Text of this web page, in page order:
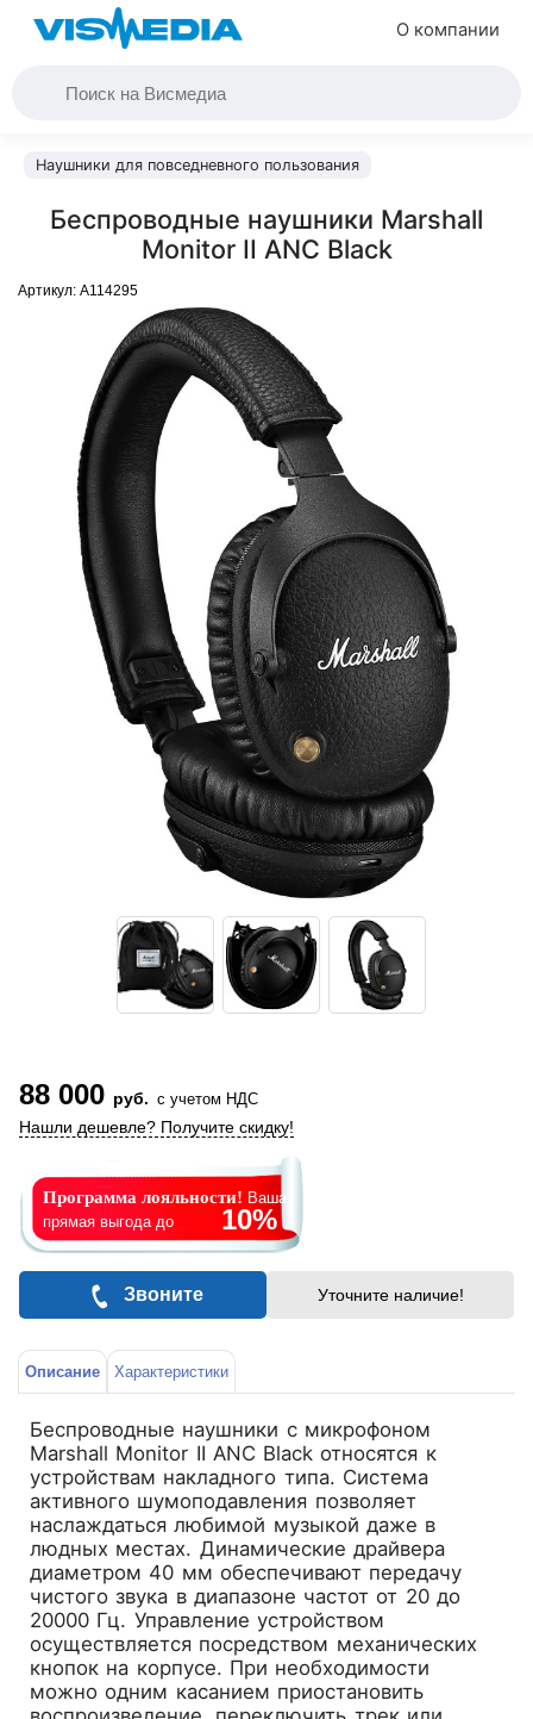
О компании
Наушники для повседневного пользования
Беспроводные наушники Marshall
Monitor II ANC Black
Артикул: A114295
88 000 руб. с учетом НДС
Нашли дешевле? Получите скидку!
Программа лояльности! Ваша
прямая выгода до
10%
Звоните Уточните наличие!
Описание Характеристики
Беспроводные наушники с микрофоном
Marshall Monitor II ANC Black относятся к
устройствам накладного типа. Система
активного шумоподавления позволяет
наслаждаться любимой музыкой даже в
людных местах. Динамические драйвера
диаметром 40 мм обеспечивают передачу
чистого звука в диапазоне частот от 20 до
20000 Гц. Управление устройством
осуществляется посредством механических
кнопок на корпусе. При необходимости
можно одним касанием приостановить